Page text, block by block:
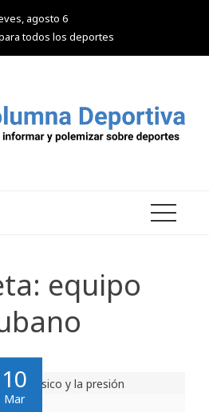
agosto 6
todos los deportes
equipo
10
Mar